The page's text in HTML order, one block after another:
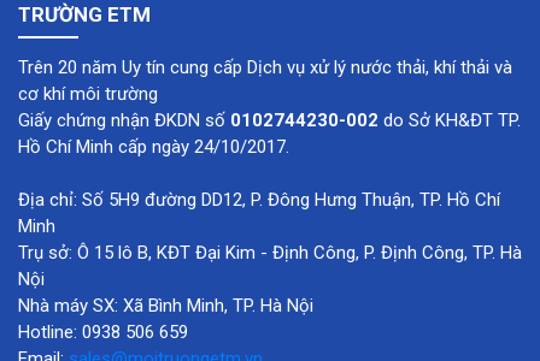
TRƯỜNG ETM
Trên 20 năm Uy tín cung cấp Dịch vụ xử lý nước thải, khí thải và
cơ khí môi trường
Giấy chứng nhận ĐKDN số 0102744230-002 do Sở KH&ĐT TP.
Hồ Chí Minh cấp ngày 24/10/2017.
Địa chỉ: Số 5H9 đường DD12, P. Đông Hưng Thuận, TP. Hồ Chí
Minh
Trụ sở: Ô 15 lô B, KĐT Đại Kim - Định Công, P. Định Công, TP. Hà
Nội
Nhà máy SX: Xã Bình Minh, TP. Hà Nội
Hotline: 0938 506 659